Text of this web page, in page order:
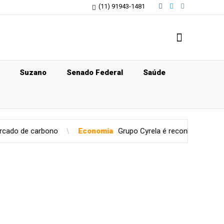
(11) 91943-1481
Suzano Senado Federal Saúde
Economia Grupo Cyrela é reconhecido como Empresa Pró-